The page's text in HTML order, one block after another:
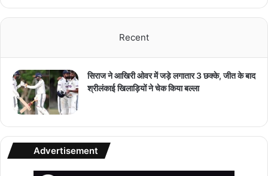
Recent
सिराज ने आखिरी ओवर में जड़े लगातार 3 छक्के, जीत के बाद
श्रीलंकाई खिलाड़ियों ने चेक किया बल्ला
Advertisement